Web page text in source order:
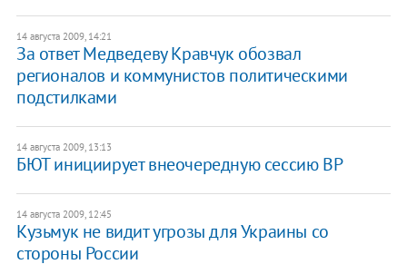
14 августа 2009, 14:21
За ответ Медведеву Кравчук обозвал
регионалов и коммунистов политическими
подстилками
14 августа 2009, 13:13
БЮТ инициирует внеочередную сессию ВР
14 августа 2009, 12:45
Кузьмук не видит угрозы для Украины со
стороны России